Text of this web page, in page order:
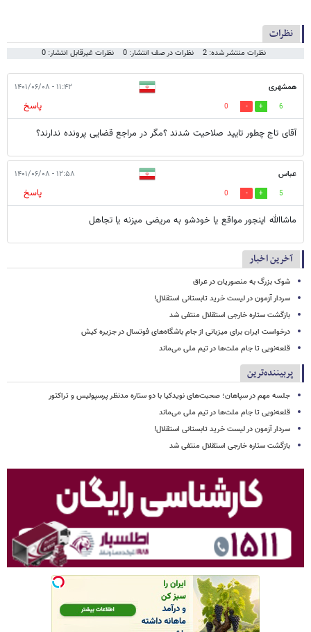
نظرات
نظرات منتشر شده: 2 نظرات در صف انتشار: 0 نظرات غیرقابل انتشار: 0
همشهری ۱۱:۴۲ - ۱۴۰۱/۰۶/۰۸
6
0
پاسخ
آقای تاج چطور تایید صلاحیت شدند ؟مگر در مراجع قضایی پرونده ندارند؟
عباس ۱۲:۵۸ - ۱۴۰۱/۰۶/۰۸
5
0
پاسخ
ماشاالله اینجور مواقع یا خودشو به مریضی میزنه یا تجاهل
آخرین اخبار
شوک بزرگ به منصوریان در عراق
سردار آزمون در لیست خرید تابستانی استقلال!
بازگشت ستاره خارجی استقلال منتفی شد
درخواست ایران برای میزبانی از جام باشگاه‌های فوتسال در جزیره کیش
قلعه‌نویی تا جام ملت‌ها در تیم ملی می‌ماند
پربیننده‌ترین
جلسه مهم در سپاهان؛ صحبت‌های نویدکیا با دو ستاره مدنظر پرسپولیس و تراکتور
قلعه‌نویی تا جام ملت‌ها در تیم ملی می‌ماند
سردار آزمون در لیست خرید تابستانی استقلال!
بازگشت ستاره خارجی استقلال منتفی شد